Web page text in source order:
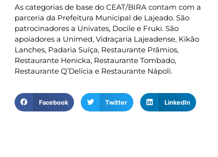
As categorias de base do CEAT/BIRA contam com a
parceria da Prefeitura Municipal de Lajeado. São
patrocinadores a Univates, Docile e Fruki. São
apoiadores a Unimed, Vidraçaria Lajeadense, Kikão
Lanches, Padaria Suíça, Restaurante Prâmios,
Restaurante Henicka, Restaurante Tombado,
Restaurante Q’Delícia e Restaurante Nápoli.
Facebook Twitter LinkedIn